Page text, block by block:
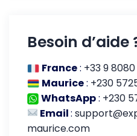
Besoin d’aide
France: +33 9 8080
Maurice: +230
WhatsApp: +230
Email:
maurice.com